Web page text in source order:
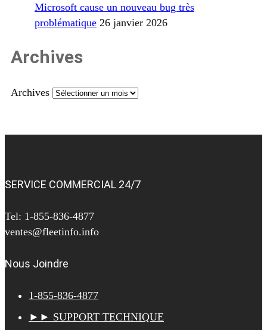
Microsoft cause un nouveau bug très
problématique 26 janvier 2026
Archives
Archives
SERVICE COMMERCIAL 24/7
Tel: 1-855-836-4877
ventes@fleetinfo.info
Nous Joindre
1-855-836-4877
►► SUPPORT TECHNIQUE